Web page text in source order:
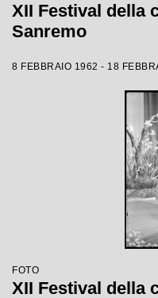
XII Festival della
Sanremo
8 FEBBRAIO 1962 - 18
FOTO
XII Festival della